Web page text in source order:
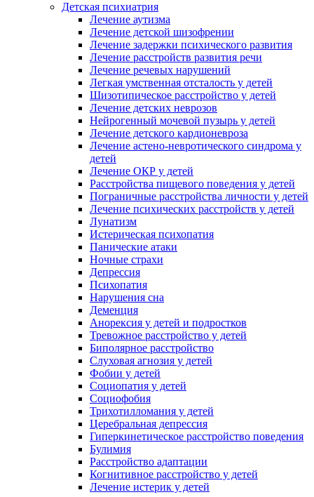
Детская психиатрия
Лечение аутизма
Лечение детской шизофрении
Лечение задержки психического развития
Лечение расстройств развития речи
Лечение речевых нарушений
Легкая умственная отсталость у детей
Шизотипическое расстройство у детей
Лечение детских неврозов
Нейрогенный мочевой пузырь у детей
Лечение детского кардионевроза
Лечение астено-невротического синдрома у
детей
Лечение ОКР у детей
Расстройства пищевого поведения у детей
Пограничные расстройства личности у детей
Лечение психических расстройств у детей
Лунатизм
Истерическая психопатия
Панические атаки
Ночные страхи
Депрессия
Психопатия
Нарушения сна
Деменция
Анорексия у детей и подростков
Тревожное расстройство у детей
Биполярное расстройство
Слуховая агнозия у детей
Фобии у детей
Социопатия у детей
Социофобия
Трихотилломания у детей
Церебральная депрессия
Гиперкинетическое расстройство поведения
Булимия
Расстройство адаптации
Когнитивное расстройство у детей
Лечение истерик у детей